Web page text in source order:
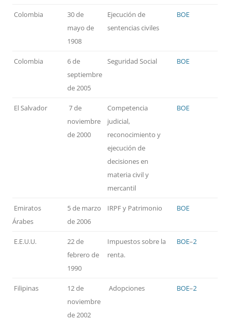
Colombia
30 de
mayo de
1908
Ejecución de
sentencias civiles
BOE
Colombia
6 de
septiembre
de 2005
Seguridad Social BOE
El Salvador
7 de
noviembre
de 2000
Competencia
judicial,
reconocimiento y
ejecución de
decisiones en
materia civil y
mercantil
BOE
Emiratos
Árabes
5 de marzo
de 2006
IRPF y Patrimonio BOE
E.E.U.U.
22 de
febrero de
1990
Impuestos sobre la
renta.
BOE–2
Filipinas
12 de
noviembre
de 2002
Adopciones BOE–2